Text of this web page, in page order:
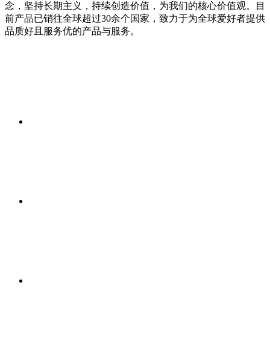
念，坚持长期主义，持续创造价值，为我们的核心价值观。目
前产品已销往全球超过30余个国家，致力于为全球爱好者提供
品质好且服务优的产品与服务。